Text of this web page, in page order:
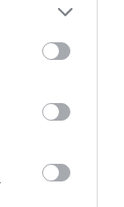
more Google
may click to
party tags to
below Google
The First